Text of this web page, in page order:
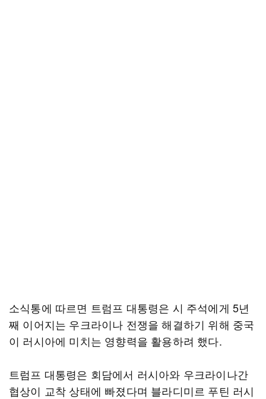
소식통에 따르면 트럼프 대통령은 시 주석에게 5년
째 이어지는 우크라이나 전쟁을 해결하기 위해 중국
이 러시아에 미치는 영향력을 활용하려 했다.
트럼프 대통령은 회담에서 러시아와 우크라이나간
협상이 교착 상태에 빠졌다며 블라디미르 푸틴 러시